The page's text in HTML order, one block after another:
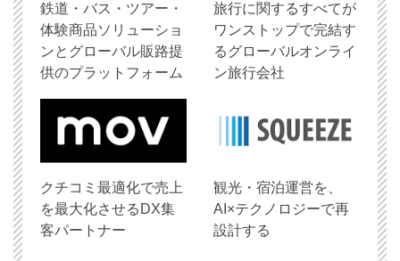
鉄道・バス・ツアー・
体験商品ソリューショ
ンとグローバル販路提
供のプラットフォーム
旅行に関するすべてが
ワンストップで完結す
るグローバルオンライ
ン旅行会社
クチコミ最適化で売上
を最大化させるDX集
客パートナー
観光・宿泊運営を、
AI×テクノロジーで再
設計する